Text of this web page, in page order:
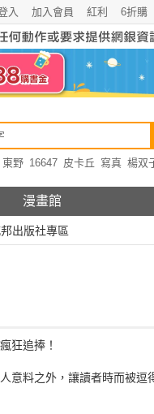
6折購
紅利
加入會員
入
東野 16647 皮卡丘 寫真 楊双
漫畫館
出版社專區
狂追捧！
意料之外，讓讀者時而被逗